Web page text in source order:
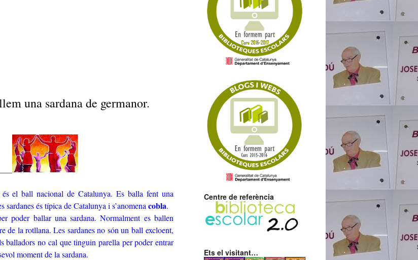
una sardana de germanor.
el ball nacional de Catalunya. Es balla fent una
és típica de Catalunya i s’anomena cobla.
poder ballar una sardana. Normalment es ballen
de la rotllana. Les sardanes no són un ball excloent,
no cal que tinguin parella per poder entrar
moment de la sardana.
Centre de referència
Ets el visitant…